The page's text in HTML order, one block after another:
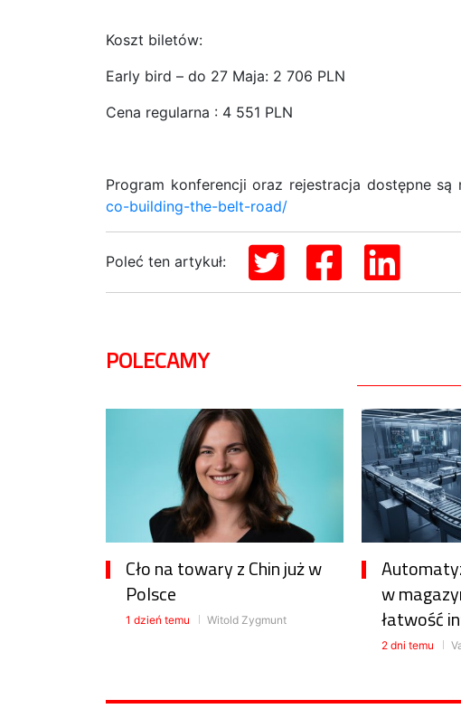
Koszt biletów:
Early bird – do 27 Maja: 2 706 PLN
Cena regularna : 4 551 PLN
Program konferencji oraz rejestracja dostępne są
co-building-the-belt-road/
Poleć ten artykuł:
POLECAMY
Cło na towary z Chin już w
Polsce
1 dzień temu Witold Zygmunt
w
łatwość
2 dni temu